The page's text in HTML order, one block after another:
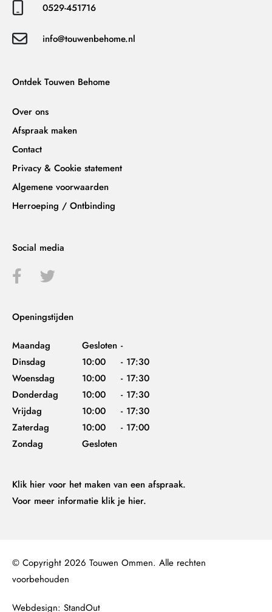
0529-451716
info@touwenbehome.nl
Ontdek Touwen Behome
Over ons
Afspraak maken
Contact
Privacy & Cookie statement
Algemene voorwaarden
Herroeping / Ontbinding
Social media
Openingstijden
Maandag Gesloten -
Dinsdag
10:00 - 17:30
Woensdag
10:00 - 17:30
Donderdag
10:00 - 17:30
Vrijdag
10:00 - 17:30
Zaterdag
10:00 - 17:00
Zondag
Gesloten
Klik hier voor het maken van een afspraak.
Voor meer informatie klik je hier.
© Copyright 2026 Touwen Ommen. Alle rechten
voorbehouden
Webdesign: StandOut